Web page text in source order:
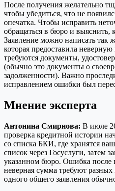
После получения желательно
чтобы убедиться, что не
опечатка. Чтобы исправить
обращаться в бюро и выяснить,
Заявление можно написать так
которая предоставила
требуются документы,
(обычно это документы о
задолженности). Важно
исправлением ошибки был
Мнение эксперта
Антонина Смирнова: В июле
проверка кредитной истории
со списка БКИ, где хранятся
список через Госуслуги, затем
указанном бюро. Ошибка после
неверная сумма требуют
одного общего заявления